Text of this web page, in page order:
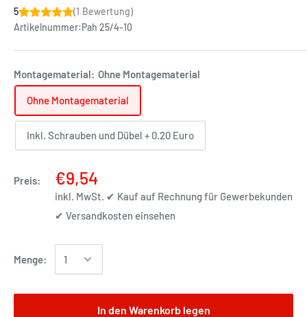
5
(1 Bewertung)
Artikelnummer:Pah 25/4-10
Montagematerial: Ohne Montagematerial
Ohne Montagematerial
Inkl. Schrauben und Dübel + 0.20 Euro
Preis: €9,54
inkl. MwSt. ✔ Kauf auf Rechnung für Gewerbekunden
✔ Versandkosten einsehen
Menge:
In den Warenkorb legen